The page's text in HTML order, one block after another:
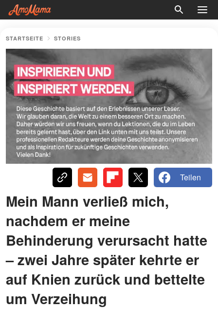
STARTSEITE STORIES
Teilen
Mein Mann verließ mich,
nachdem er meine
Behinderung verursacht hatte
– zwei Jahre später kehrte er
auf Knien zurück und bettelte
um Verzeihung